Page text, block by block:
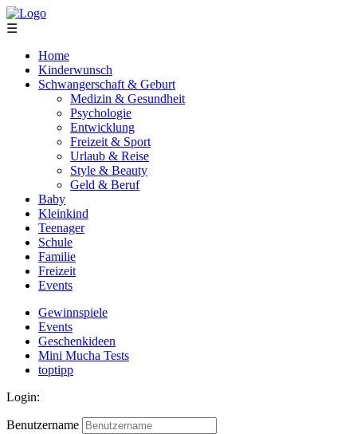
☰
Home
Kinderwunsch
Schwangerschaft & Geburt
Medizin & Gesundheit
Psychologie
Entwicklung
Freizeit & Sport
Urlaub & Reise
Style & Beauty
Geld & Beruf
Baby
Kleinkind
Teenager
Schule
Familie
Freizeit
Events
Gewinnspiele
Events
Geschenkideen
Mini Mucha Tests
toptipp
Login:
Benutzername